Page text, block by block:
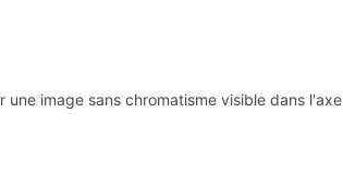
image sans chromatisme visible dans l'axe